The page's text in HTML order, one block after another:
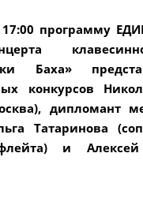
программу
Баха»
конкурсов
дипломант
Татаринова
и Алексей